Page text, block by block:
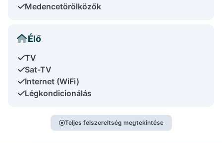
Medencetörölközők
Élő
TV
Sat-TV
Internet (WiFi)
Légkondicionálás
Teljes felszereltség megtekintése